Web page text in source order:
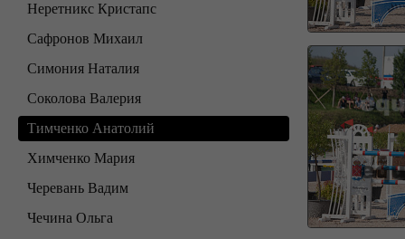
Неретникс Кристапс
Сафронов Михаил
Симония Наталия
Соколова Валерия
Тимченко Анатолий
Химченко Мария
Черевань Вадим
Чечина Ольга